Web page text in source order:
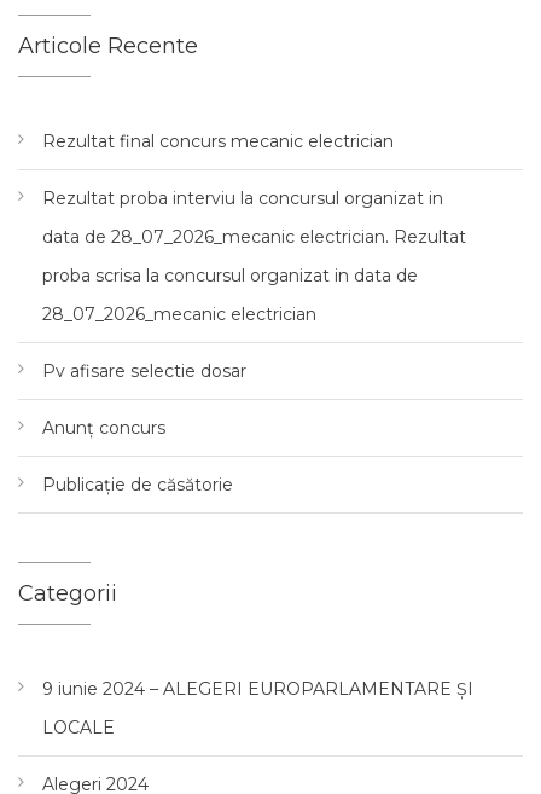
Articole Recente
Rezultat final concurs mecanic electrician
Rezultat proba interviu la concursul organizat in
data de 28_07_2026_mecanic electrician. Rezultat
proba scrisa la concursul organizat in data de
28_07_2026_mecanic electrician
Pv afisare selectie dosar
Anunț concurs
Publicație de căsătorie
Categorii
9 iunie 2024 – ALEGERI EUROPARLAMENTARE ȘI
LOCALE
Alegeri 2024